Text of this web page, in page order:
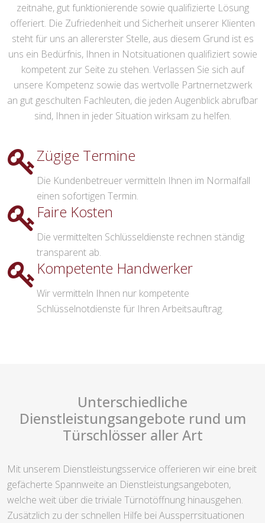
zeitnahe, gut funktionierende sowie qualifizierte Lösung
offeriert. Die Zufriedenheit und Sicherheit unserer Klienten
steht für uns an allererster Stelle, aus diesem Grund ist es
uns ein Bedürfnis, Ihnen in Notsituationen qualifiziert sowie
kompetent zur Seite zu stehen. Verlassen Sie sich auf
unsere Kompetenz sowie das wertvolle Partnernetzwerk
an gut geschulten Fachleuten, die jeden Augenblick abrufbar
sind, Ihnen in jeder Situation wirksam zu helfen.
Zügige Termine
Die Kundenbetreuer vermitteln Ihnen im Normalfall
einen sofortigen Termin.
Faire Kosten
Die vermittelten Schlüsseldienste rechnen ständig
transparent ab.
Kompetente Handwerker
Wir vermitteln Ihnen nur kompetente
Schlüsselnotdienste für Ihren Arbeitsauftrag.
Unterschiedliche
Dienstleistungsangebote rund um
Türschlösser aller Art
Mit unserem Dienstleistungsservice offerieren wir eine breit
gefächerte Spannweite an Dienstleistungsangeboten,
welche weit über die triviale Türnotöffnung hinausgehen.
Zusätzlich zu der schnellen Hilfe bei Aussperrsituationen